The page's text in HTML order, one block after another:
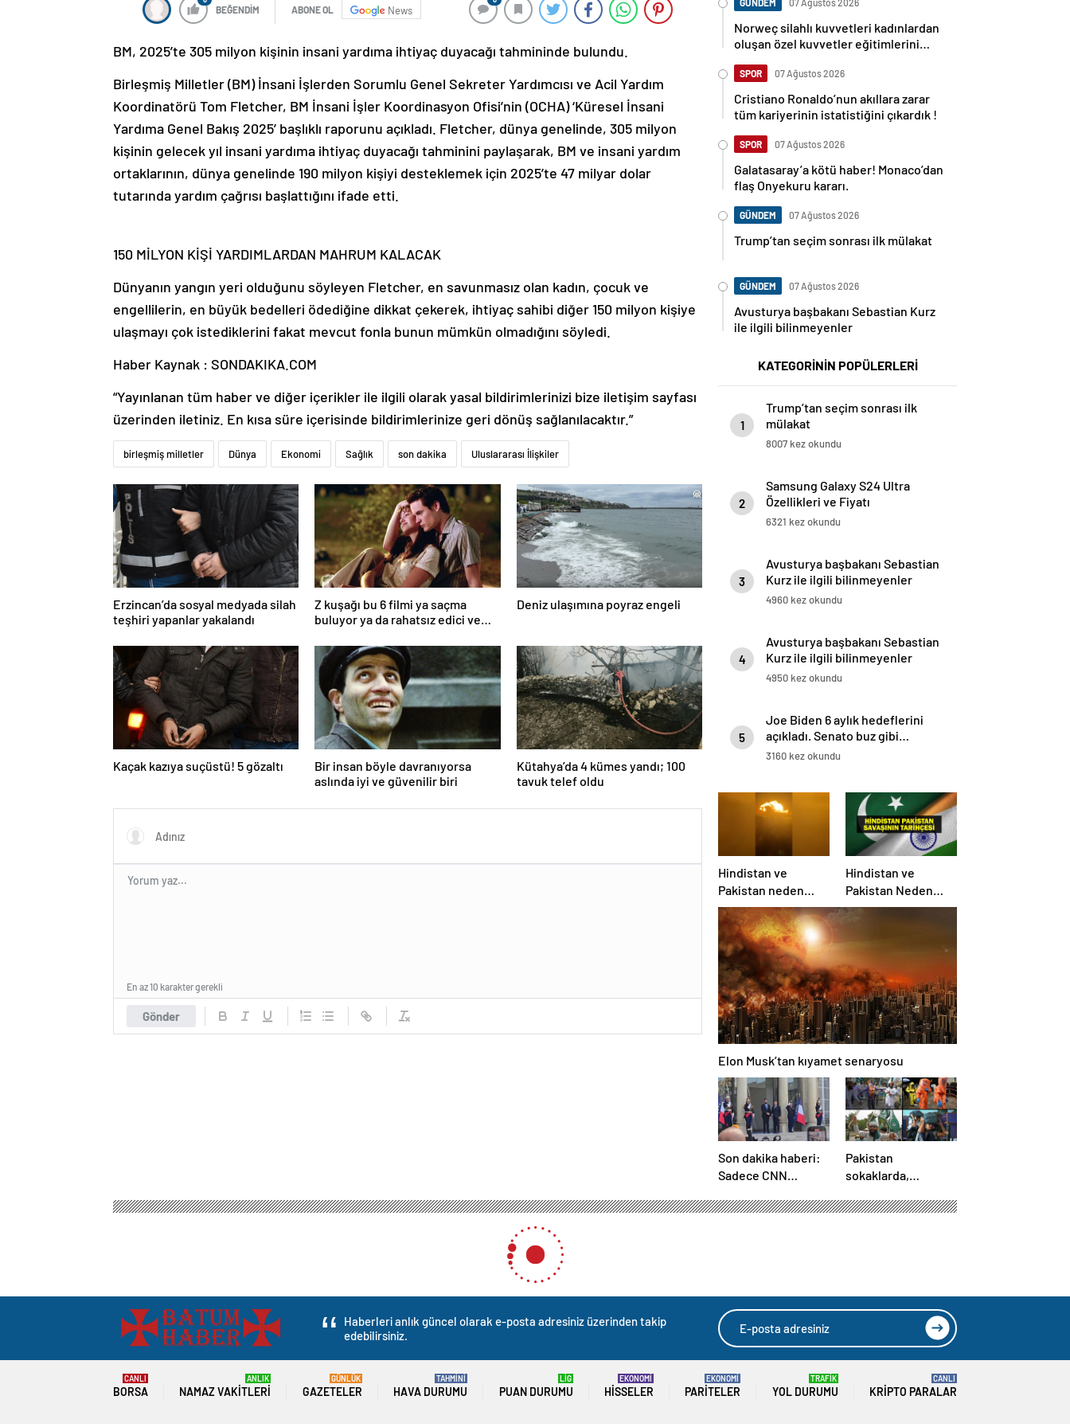
BEĞENDİM ABONE OL News
BM, 2025’te 305 milyon kişinin insani yardıma ihtiyaç duyacağı tahmininde bulundu.
Birleşmiş Milletler (BM) İnsani İşlerden Sorumlu Genel Sekreter Yardımcısı ve Acil Yardım
Koordinatörü Tom Fletcher, BM İnsani İşler Koordinasyon Ofisi’nin (OCHA) ‘Küresel İnsani
Yardıma Genel Bakış 2025’ başlıklı raporunu açıkladı. Fletcher, dünya genelinde, 305 milyon
kişinin gelecek yıl insani yardıma ihtiyaç duyacağı tahminini paylaşarak, BM ve insani yardım
ortaklarının, dünya genelinde 190 milyon kişiyi desteklemek için 2025’te 47 milyar dolar
tutarında yardım çağrısı başlattığını ifade etti.
150 MİLYON KİŞİ YARDIMLARDAN MAHRUM KALACAK
Dünyanın yangın yeri olduğunu söyleyen Fletcher, en savunmasız olan kadın, çocuk ve
engellilerin, en büyük bedelleri ödediğine dikkat çekerek, ihtiyaç sahibi diğer 150 milyon kişiye
ulaşmayı çok istediklerini fakat mevcut fonla bunun mümkün olmadığını söyledi.
Haber Kaynak : SONDAKIKA.COM
“Yayınlanan tüm haber ve diğer içerikler ile ilgili olarak yasal bildirimlerinizi bize iletişim sayfası
üzerinden iletiniz. En kısa süre içerisinde bildirimlerinize geri dönüş sağlanılacaktır.”
birleşmiş milletler Dünya Ekonomi Sağlık son dakika Uluslararası İlişkiler
Erzincan’da sosyal medyada silah
teşhiri yapanlar yakalandı
Z kuşağı bu 6 filmi ya saçma
buluyor ya da rahatsız edici ve
Deniz ulaşımına poyraz engeli
Kaçak kazıya suçüstü! 5 gözaltı
Bir insan böyle davranıyorsa
aslında iyi ve güvenilir biri
Kütahya’da 4 kümes yandı; 100
tavuk telef oldu
Gönder
En az 10 karakter gerekli
GÜNDEM 07 Ağustos 2026
Norweç silahlı kuvvetleri kadınlardan
oluşan özel kuvvetler eğitimlerini
SPOR 07 Ağustos 2026
Cristiano Ronaldo’nun akıllara zarar
tüm kariyerinin istatistiğini çıkardık !
SPOR 07 Ağustos 2026
Galatasaray’a kötü haber! Monaco’dan
flaş Onyekuru kararı.
GÜNDEM 07 Ağustos 2026
Trump’tan seçim sonrası ilk mülakat
GÜNDEM 07 Ağustos 2026
Avusturya başbakanı Sebastian Kurz
ile ilgili bilinmeyenler
KATEGORİNİN POPÜLERLERİ
1
Trump’tan seçim sonrası ilk
mülakat
8007 kez okundu
2
Samsung Galaxy S24 Ultra
Özellikleri ve Fiyatı
6321 kez okundu
3
Avusturya başbakanı Sebastian
Kurz ile ilgili bilinmeyenler
4960 kez okundu
4
Avusturya başbakanı Sebastian
Kurz ile ilgili bilinmeyenler
4950 kez okundu
5
Joe Biden 6 aylık hedeflerini
açıkladı. Senato buz gibi…
3160 kez okundu
Hindistan ve
Pakistan neden
savaşıyor?
Hindistan ve
Pakistan Neden
Savaşıyor? Keşmir
Neden Savaş
Başladı? İşte
Hindistan Pakistan
Savaşının Tarihçesi!
Elon Musk’tan kıyamet senaryosu
Son dakika haberi:
Sadece CNN
Elize’de! Suriye
Pakistan
sokaklarda,
tatbikatta: “Ateşle
Haberleri anlık güncel olarak e-posta adresiniz üzerinden takip
edebilirsiniz.
BORSA
CANLI
NAMAZ VAKITLERI
ANLIK
GAZETELER
GÜNLÜK
HAVA DURUMU
TAHMİNİ
PUAN DURUMU
LİG
HISSELER
EKONOMİ
PARITELER
EKONOMİ
YOL DURUMU
TRAFİK
KRIPTO PARALAR
CANLI